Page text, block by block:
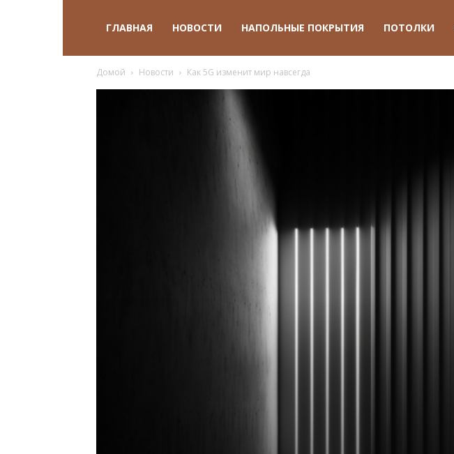
ГЛАВНАЯ НОВОСТИ НАПОЛЬНЫЕ ПОКРЫТИЯ ПОТОЛКИ
Домой Новости Как 5G изменит мир навсегда